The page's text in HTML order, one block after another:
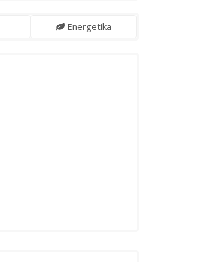
Energetika